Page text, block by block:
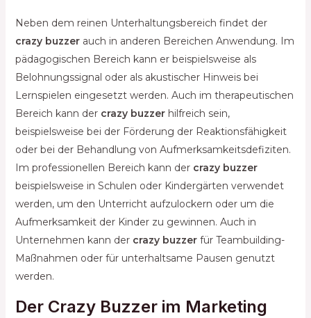
Neben dem reinen Unterhaltungsbereich findet der
crazy buzzerauch in anderen Bereichen Anwendung. Im
pädagogischen Bereich kann er beispielsweise als
Belohnungssignal oder als akustischer Hinweis bei
Lernspielen eingesetzt werden. Auch im therapeutischen
Bereich kann der crazy buzzerhilfreich sein,
beispielsweise bei der Förderung der Reaktionsfähigkeit
oder bei der Behandlung von Aufmerksamkeitsdefiziten.
Im professionellen Bereich kann der crazy buzzer
beispielsweise in Schulen oder Kindergärten verwendet
werden, um den Unterricht aufzulockern oder um die
Aufmerksamkeit der Kinder zu gewinnen. Auch in
Unternehmen kann der crazy buzzerfür Teambuilding-
Maßnahmen oder für unterhaltsame Pausen genutzt
werden.
Der Crazy Buzzer im Marketing